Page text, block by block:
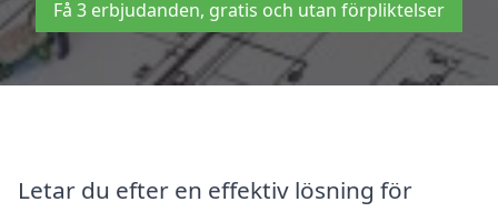
Få 3 erbjudanden, gratis och utan förpliktelser
Letar du efter en effektiv lösning för